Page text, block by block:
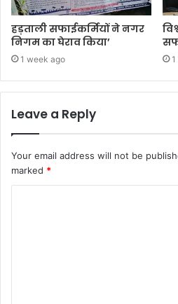
हड़ताली सफाईकर्मियों ने नगर
निगम का घेराव किया’
1 week ago
Leave a Reply
Your email address will not be
marked *